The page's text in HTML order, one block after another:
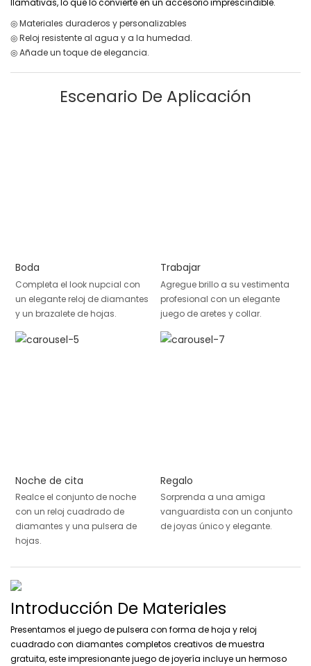
llamativas, lo que lo convierte en un accesorio imprescindible.
◎ Materiales duraderos y personalizables
◎ Reloj resistente al agua y a la humedad.
◎ Añade un toque de elegancia.
Escenario De Aplicación
Boda
Completa el look nupcial con
un elegante reloj de diamantes
y un brazalete de hojas.
Trabajar
Agregue brillo a su vestimenta
profesional con un elegante
juego de aretes y collar.
Noche de cita
Realce el conjunto de noche
con un reloj cuadrado de
diamantes y una pulsera de
hojas.
Regalo
Sorprenda a una amiga
vanguardista con un conjunto
de joyas único y elegante.
Introducción De Materiales
Presentamos el juego de pulsera con forma de hoja y reloj
cuadrado con diamantes completos creativos de muestra
gratuita, este impresionante juego de joyería incluye un hermoso